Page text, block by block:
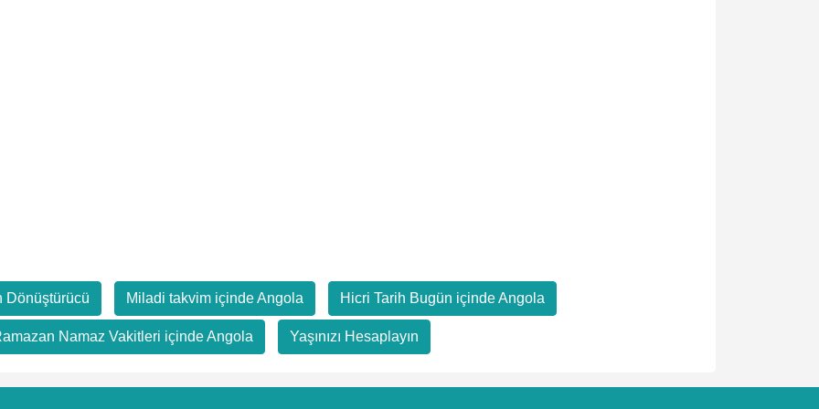
Dönüştürücü Miladi takvim içinde Angola Hicri Tarih Bugün içinde Angola
Namaz Vakitleri içinde Angola Yaşınızı Hesaplayın